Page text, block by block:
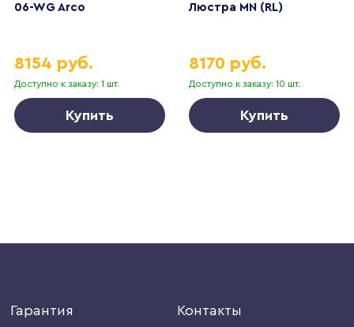
06-WG Arco
Доступно к заказу: 1 шт.
8154 руб.
Купить
Люстра MN (RL)
Доступно к заказу: 10 шт.
8170 руб.
Купить
Гарантия Контакты